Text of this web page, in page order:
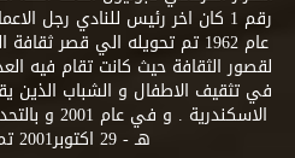
رقم 1 كان اخر رئيس للنادي
عام 1962 تم تحويله الي قصر
لقصور الثقافة حيث كانت تقام فيه
في تثقيف الاطفال و الشباب الذين
هـ - 29 اكتوبر2001 تم افتتاح المركز